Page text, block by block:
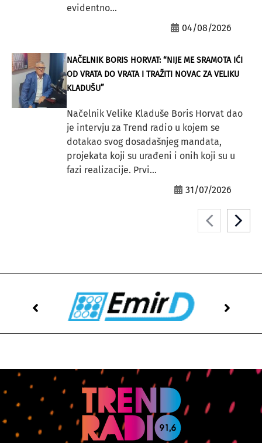
evidentno...
04/08/2026
NAČELNIK BORIS HORVAT: “NIJE ME SRAMOTA IĆI
OD VRATA DO VRATA I TRAŽITI NOVAC ZA VELIKU
KLADUŠU”
Načelnik Velike Kladuše Boris Horvat dao
je intervju za Trend radio u kojem se
dotakao svog dosadašnjeg mandata,
projekata koji su urađeni i onih koji su u
fazi realizacije. Prvi...
31/07/2026